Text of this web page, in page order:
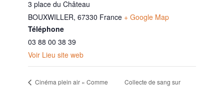
3 place du Château
BOUXWILLER, 67330 France + Google Map
Téléphone
03 88 00 38 39
Voir Lieu site web
Cinéma plein air « Comme
Collecte de sang sur